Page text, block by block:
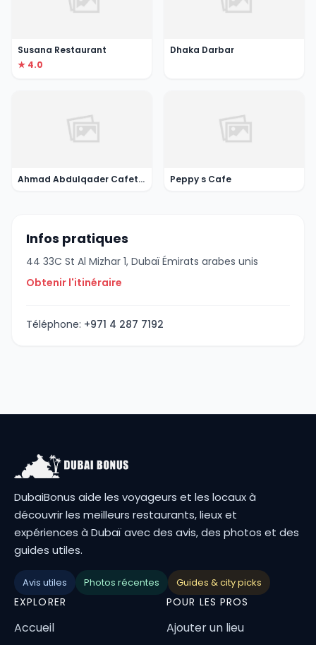
Susana Restaurant
★ 4.0
Dhaka Darbar
Ahmad Abdulqader Cafeteria Peppy s Cafe
Infos pratiques
44 33C St Al Mizhar 1, Dubaï Émirats arabes unis
Obtenir l'itinéraire
Téléphone: +971 4 287 7192
DubaiBonus aide les voyageurs et les locaux à
découvrir les meilleurs restaurants, lieux et
expériences à Dubaï avec des avis, des photos et des
guides utiles.
Avis utiles Photos récentes Guides & city picks
EXPLORER
Accueil
POUR LES PROS
Ajouter un lieu